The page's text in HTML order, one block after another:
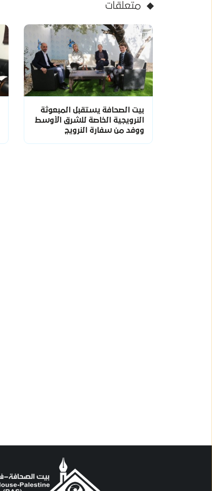
متعلقات
بيت الصحافة يستقبل المبعوثة
النرويجية الخاصة للشرق الأوسط
ووفد من سفارة النرويج